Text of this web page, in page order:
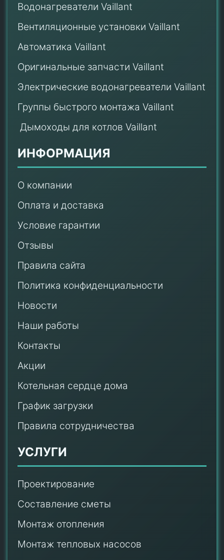
Водонагреватели Vaillant
Вентиляционные установки Vaillant
Автоматика Vaillant
Оригинальные запчасти Vaillant
Электрические водонагреватели Vaillant
Группы быстрого монтажа Vaillant
Дымоходы для котлов Vaillant
ИНФОРМАЦИЯ
О компании
Оплата и доставка
Условие гарантии
Отзывы
Правила сайта
Политика конфиденциальности
Новости
Наши работы
Контакты
Акции
Котельная сердце дома
График загрузки
Правила сотрудничества
УСЛУГИ
Проектирование
Составление сметы
Монтаж отопления
Монтаж тепловых насосов